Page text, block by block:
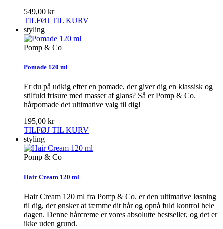
549,00 kr
TILFØJ TIL KURV
styling
Pomp & Co
Pomade 120 ml
Er du på udkig efter en pomade, der giver dig en klassisk og
stilfuld frisure med masser af glans? Så er Pomp & Co.
hårpomade det ultimative valg til dig!
195,00 kr
TILFØJ TIL KURV
styling
Pomp & Co
Hair Cream 120 ml
Hair Cream 120 ml fra Pomp & Co. er den ultimative løsning
til dig, der ønsker at tæmme dit hår og opnå fuld kontrol hele
dagen. Denne hårcreme er vores absolutte bestseller, og det er
ikke uden grund.